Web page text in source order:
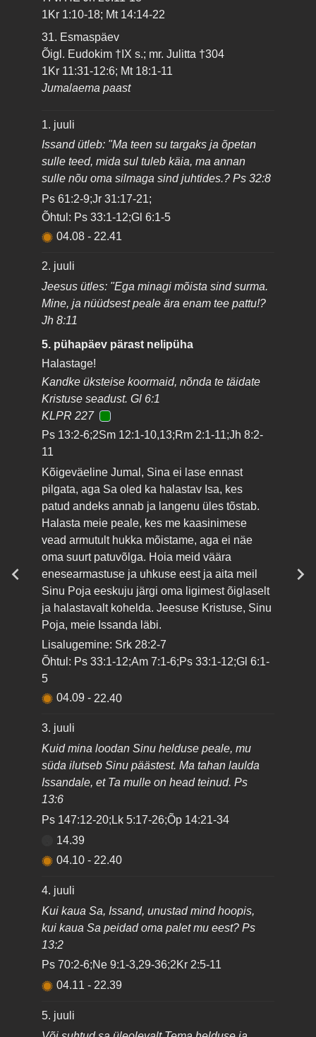
1Kr 1:10-18; Mt 14:14-22
31. Esmaspäev
Õigl. Eudokim †IX s.; mr. Julitta †304
1Kr 11:31-12:6; Mt 18:1-11
Jumalaema paast
1. juuli
Issand ütleb: "Ma teen su targaks ja õpetan
sulle teed, mida sul tuleb käia, ma annan
sulle nõu oma silmaga sind juhtides.? Ps 32:8
Ps 61:2-9;Jr 31:17-21;
Õhtul: Ps 33:1-12;Gl 6:1-5
04.08- 22.41
2. juuli
Jeesus ütles: "Ega minagi mõista sind surma.
Mine, ja nüüdsest peale ära enam tee pattu!?
Jh 8:11
5. pühapäev pärast nelipüha
Halastage!
Kandke üksteise koormaid, nõnda te täidate
Kristuse seadust. Gl 6:1
KLPR 227
Ps 13:2-6;2Sm 12:1-10,13;Rm 2:1-11;Jh 8:2-
11
Kõigeväeline Jumal, Sina ei lase ennast
pilgata, aga Sa oled ka halastav Isa, kes
patud andeks annab ja langenu üles tõstab.
Halasta meie peale, kes me kaasinimese
vead armutult hukka mõistame, aga ei näe
oma suurt patuvõlga. Hoia meid väära
enesearmastuse ja uhkuse eest ja aita meil
Sinu Poja eeskuju järgi oma ligimest õiglaselt
ja halastavalt kohelda. Jeesuse Kristuse, Sinu
Poja, meie Issanda läbi.
Lisalugemine: Srk 28:2-7
Õhtul: Ps 33:1-12;Am 7:1-6;Ps 33:1-12;Gl 6:1-
5
04.09- 22.40
3. juuli
Kuid mina loodan Sinu helduse peale, mu
süda ilutseb Sinu päästest. Ma tahan laulda
Issandale, et Ta mulle on head teinud. Ps
13:6
Ps 147:12-20;Lk 5:17-26;Õp 14:21-34
14.39
04.10- 22.40
4. juuli
Kui kaua Sa, Issand, unustad mind hoopis,
kui kaua Sa peidad oma palet mu eest? Ps
13:2
Ps 70:2-6;Ne 9:1-3,29-36;2Kr 2:5-11
04.11- 22.39
5. juuli